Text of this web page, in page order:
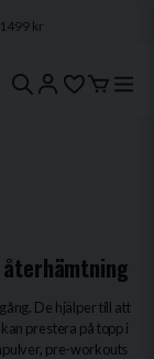
kr
De hjälper till att
prestera på topp i
pre-workouts